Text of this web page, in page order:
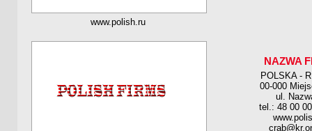
www.polish.ru
NAZWA
POLSKA -
00-000
ul.
tel.: 48 00